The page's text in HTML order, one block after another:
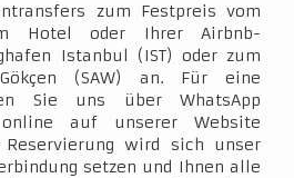
zum Festpreis vom
Hotel oder Ihrer Airbnb-
Istanbul (IST) oder zum
(SAW) an. Für eine
Sie uns über WhatsApp
auf unserer Website
wird sich unser
setzen und Ihnen alle